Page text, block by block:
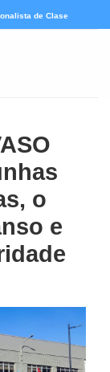
de Clase
o
e